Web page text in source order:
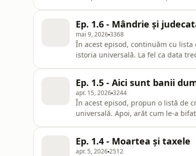
Ep. 1.6 - Mândrie și
mai 9, 20263368
În acest episod, continuăm cu
istoria universală. La fel ca data
ajutorul
Ep. 1.5 - Aici sunt banii
apr. 15, 20263244
În acest episod, propun o listă de
universală. Apoi, arăt cum le-a
Ep. 1.4 - Moartea și taxele
apr. 5, 20262512